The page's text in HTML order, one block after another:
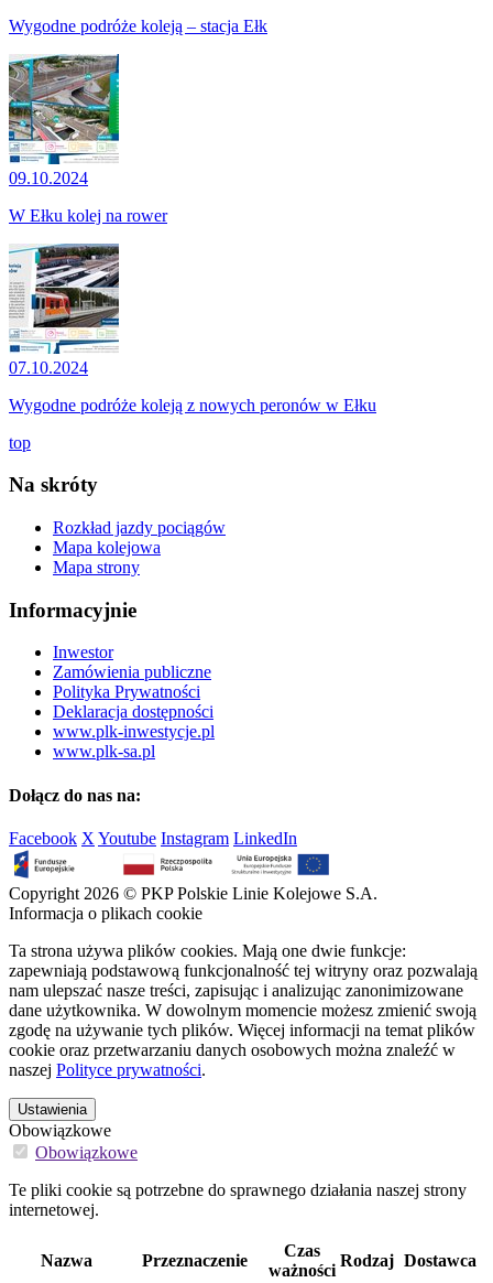
Wygodne podróże koleją – stacja Ełk
09.10.2024
W Ełku kolej na rower
07.10.2024
Wygodne podróże koleją z nowych peronów w Ełku
top
Na skróty
Rozkład jazdy pociągów
Mapa kolejowa
Mapa strony
Informacyjnie
Inwestor
Zamówienia publiczne
Polityka Prywatności
Deklaracja dostępności
www.plk-inwestycje.pl
www.plk-sa.pl
Dołącz do nas na:
Facebook X Youtube Instagram LinkedIn
Copyright 2026 © PKP Polskie Linie Kolejowe S.A.
Informacja o plikach cookie
Ta strona używa plików cookies. Mają one dwie funkcje:
zapewniają podstawową funkcjonalność tej witryny oraz pozwalają
nam ulepszać nasze treści, zapisując i analizując zanonimizowane
dane użytkownika. W dowolnym momencie możesz zmienić swoją
zgodę na używanie tych plików. Więcej informacji na temat plików
cookie oraz przetwarzaniu danych osobowych można znaleźć w
naszej Polityce prywatności.
Ustawienia
Obowiązkowe
Obowiązkowe
Te pliki cookie są potrzebne do sprawnego działania naszej strony
internetowej.
Nazwa Przeznaczenie
Czas
ważności
Rodzaj Dostawca